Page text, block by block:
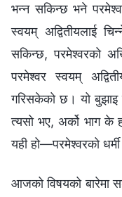
भन्‍न सकिन्छ भने
स्वयम्‌ अद्वितीयलाई
सकिन्छ, परमेश्‍वरको
परमेश्‍वर स्वयम्‌
गरिसकेको छ। यो बुझाइ
त्यसो भए, अर्को भाग के
यही हो—परमेश्‍वरको
आजको विषयको बारेमा